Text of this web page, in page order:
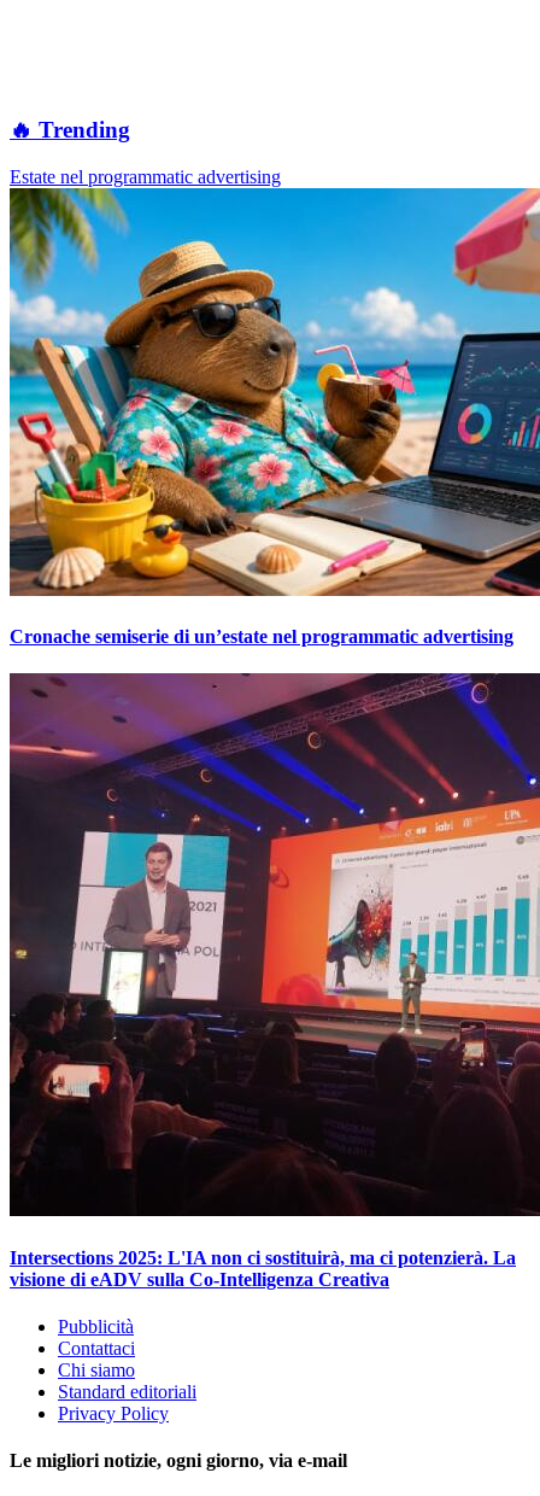
🔥 Trending
Estate nel programmatic advertising
Cronache semiserie di un’estate nel programmatic advertising
Intersections 2025: L'IA non ci sostituirà, ma ci potenzierà. La
visione di eADV sulla Co-Intelligenza Creativa
Pubblicità
Contattaci
Chi siamo
Standard editoriali
Privacy Policy
Le migliori notizie, ogni giorno, via e-mail